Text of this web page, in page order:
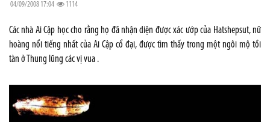
04/09/2008 17:04 1114
Các nhà Ai Cập học cho rằng họ đã nhận diện được xác ướp của Hatshepsut, nữ
hoàng nổi tiếng nhất của Ai Cập cổ đại, được tìm thấy trong một ngôi mộ tồi
tàn ở Thung lũng các vị vua .